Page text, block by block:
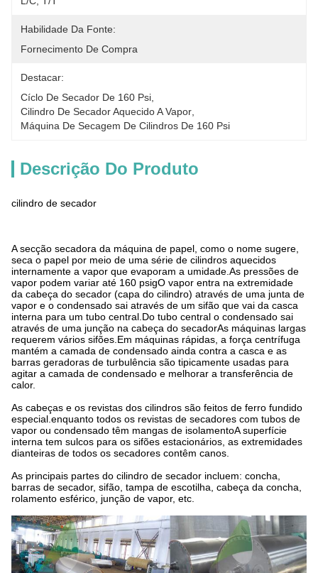
Habilidade Da Fonte:
Fornecimento De Compra
Destacar:
Cíclo De Secador De 160 Psi
Cilindro De Secador Aquecido A Vapor
Máquina De Secagem De Cilindros De 160 Psi
Descrição Do Produto
cilindro de secador
A secção secadora da máquina de papel, como o nome sugere,
seca o papel por meio de uma série de cilindros aquecidos
internamente a vapor que evaporam a umidade.As pressões de
vapor podem variar até 160 psigO vapor entra na extremidade
da cabeça do secador (capa do cilindro) através de uma junta de
vapor e o condensado sai através de um sifão que vai da casca
interna para um tubo central.Do tubo central o condensado sai
através de uma junção na cabeça do secadorAs máquinas largas
requerem vários sifões.Em máquinas rápidas, a força centrífuga
mantém a camada de condensado ainda contra a casca e as
barras geradoras de turbulência são tipicamente usadas para
agitar a camada de condensado e melhorar a transferência de
calor.
As cabeças e os revistas dos cilindros são feitos de ferro fundido
especial.enquanto todos os revistas de secadores com tubos de
vapor ou condensado têm mangas de isolamentoA superfície
interna tem sulcos para os sifões estacionários, as extremidades
dianteiras de todos os secadores contêm canos.
As principais partes do cilindro de secador incluem: concha,
barras de secador, sifão, tampa de escotilha, cabeça da concha,
rolamento esférico, junção de vapor, etc.